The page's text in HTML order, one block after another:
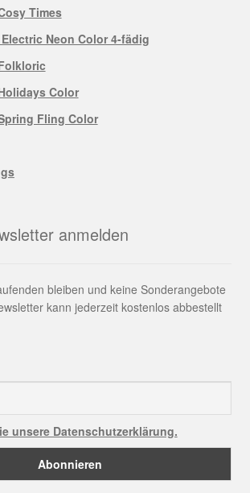
Times
Electric Neon Color 4-fädig
Color
Fling Color
anmelden
bleiben und keine Sonderangebote
kann jederzeit kostenlos abbestellt
unsere Datenschutzerklärung.